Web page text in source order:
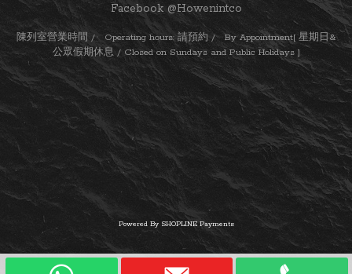
Facebook @Howenintco
陳列室營業時間 / Operating hours: 請預約 / By Appointment[ 星期日&
公眾假期休息 / Closed on Sundays and Public Holidays ]
Powered By SHOPLINE Payments